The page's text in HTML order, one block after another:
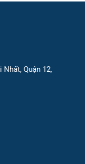
Nhất, Quận 12,